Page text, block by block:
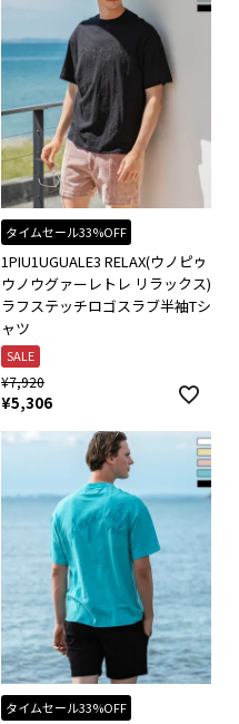
タイムセール33%OFF
1PIU1UGUALE3 RELAX(ウノピゥ
ウノウグァーレトレ リラックス)
ラフステッチロゴスラブ半袖Tシ
ャツ
SALE
¥7,920
¥5,306
タイムセール33%OFF